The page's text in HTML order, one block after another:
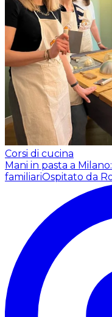
Corsi di cucina
Mani in pasta a
familiariOspitato da